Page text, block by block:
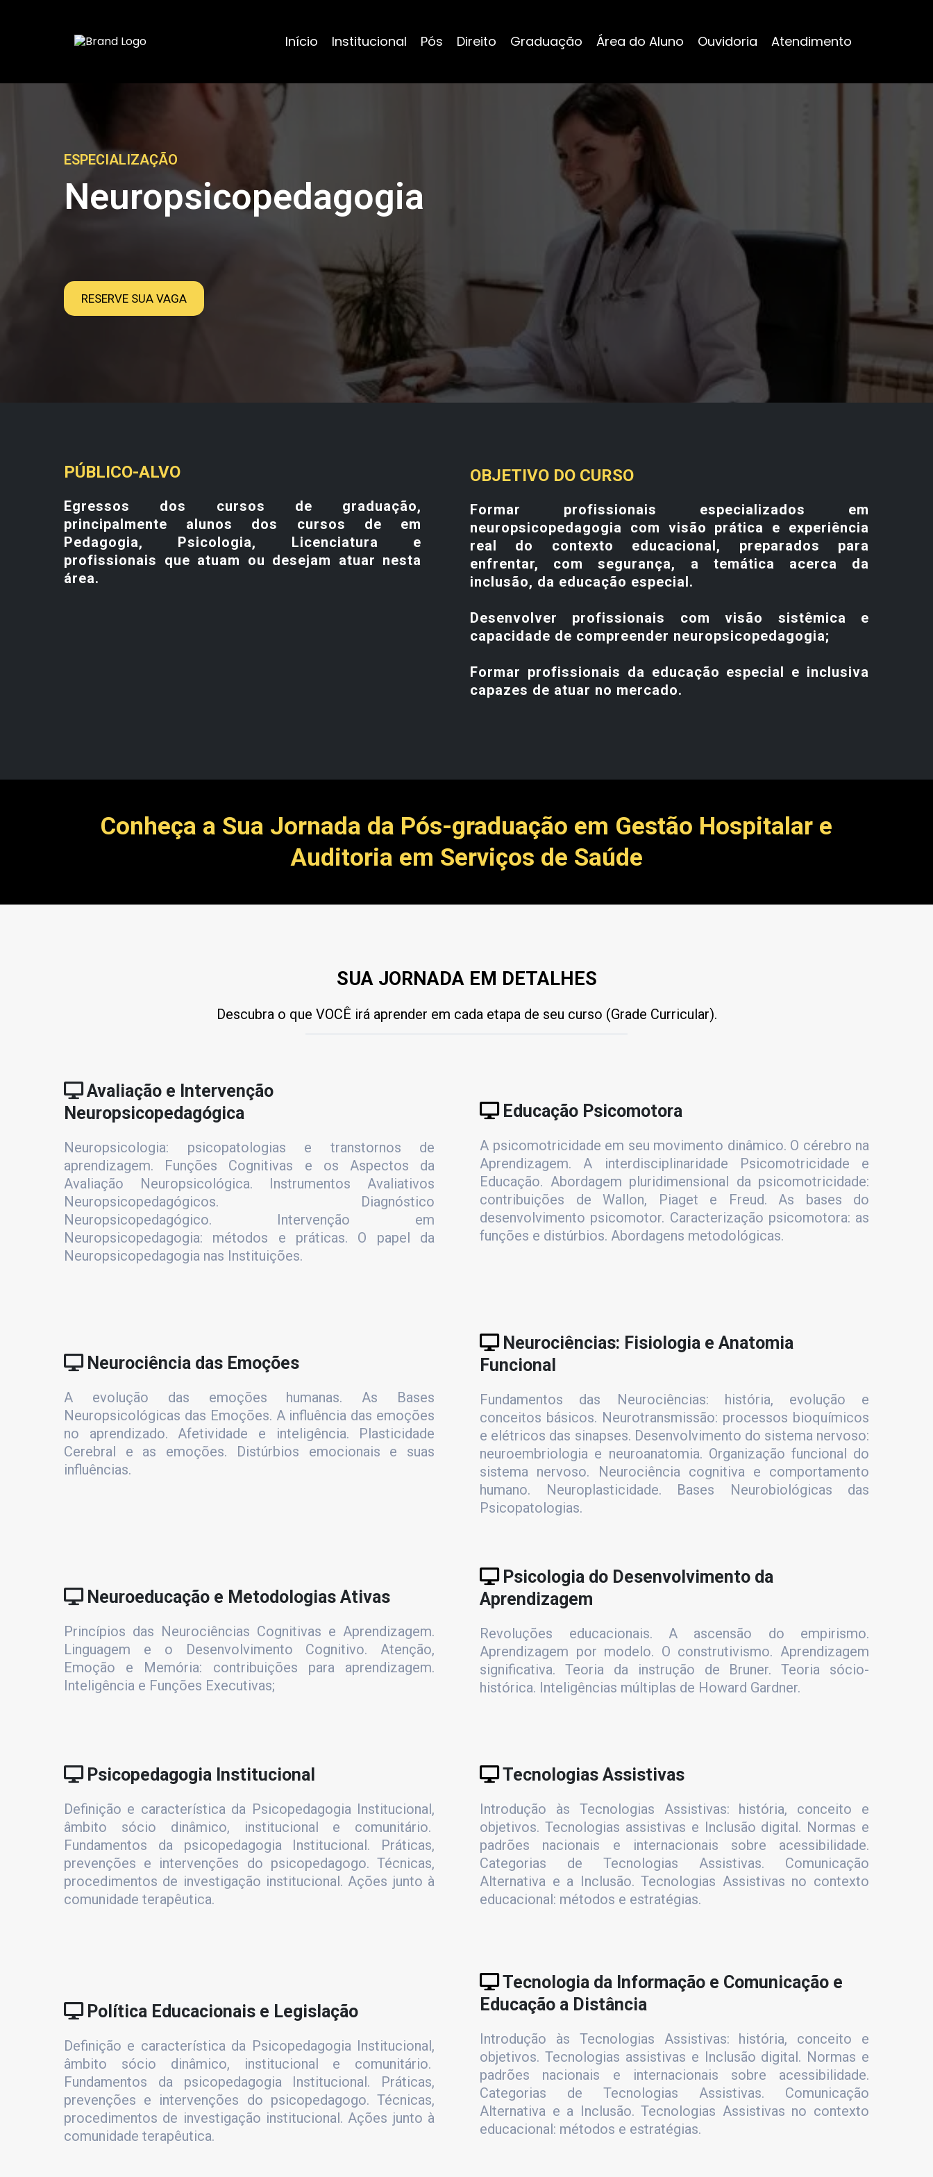
Início Institucional Pós Direito Graduação Área do Aluno Ouvidoria Atendimento
ESPECIALIZAÇÃO
Neuropsicopedagogia
RESERVE SUA VAGA
PÚBLICO-ALVO
Egressos dos cursos de graduação,
principalmente alunos dos cursos de em
Pedagogia, Psicologia, Licenciatura e
profissionais que atuam ou desejam atuar nesta
área.
OBJETIVO DO CURSO
Formar profissionais especializados em
neuropsicopedagogia com visão prática e experiência
real do contexto educacional, preparados para
enfrentar, com segurança, a temática acerca da
inclusão, da educação especial.
Desenvolver profissionais com visão sistêmica e
capacidade de compreender neuropsicopedagogia;
Formar profissionais da educação especial e inclusiva
capazes de atuar no mercado.
Conheça a Sua Jornada da Pós-graduação em Gestão Hospitalar e
Auditoria em Serviços de Saúde
SUA JORNADA EM DETALHES
Descubra o que VOCÊ irá aprender em cada etapa de seu curso (Grade Curricular).
Avaliação e Intervenção
Neuropsicopedagógica
Neuropsicologia: psicopatologias e transtornos de
aprendizagem. Funções Cognitivas e os Aspectos da
Avaliação Neuropsicológica. Instrumentos Avaliativos
Neuropsicopedagógicos. Diagnóstico
Neuropsicopedagógico. Intervenção em
Neuropsicopedagogia: métodos e práticas. O papel da
Neuropsicopedagogia nas Instituições.
Educação Psicomotora
A psicomotricidade em seu movimento dinâmico. O cérebro na
Aprendizagem. A interdisciplinaridade Psicomotricidade e
Educação. Abordagem pluridimensional da psicomotricidade:
contribuições de Wallon, Piaget e Freud. As bases do
desenvolvimento psicomotor. Caracterização psicomotora: as
funções e distúrbios. Abordagens metodológicas.
Neurociência das Emoções
A evolução das emoções humanas. As Bases
Neuropsicológicas das Emoções. A influência das emoções
no aprendizado. Afetividade e inteligência. Plasticidade
Cerebral e as emoções. Distúrbios emocionais e suas
influências.
Neurociências: Fisiologia e Anatomia
Funcional
Fundamentos das Neurociências: história, evolução e
conceitos básicos. Neurotransmissão: processos bioquímicos
e elétricos das sinapses. Desenvolvimento do sistema nervoso:
neuroembriologia e neuroanatomia. Organização funcional do
sistema nervoso. Neurociência cognitiva e comportamento
humano. Neuroplasticidade. Bases Neurobiológicas das
Psicopatologias.
Neuroeducação e Metodologias Ativas
Princípios das Neurociências Cognitivas e Aprendizagem.
Linguagem e o Desenvolvimento Cognitivo. Atenção,
Emoção e Memória: contribuições para aprendizagem.
Inteligência e Funções Executivas;
Psicologia do Desenvolvimento da
Aprendizagem
Revoluções educacionais. A ascensão do empirismo.
Aprendizagem por modelo. O construtivismo. Aprendizagem
significativa. Teoria da instrução de Bruner. Teoria sócio-
histórica. Inteligências múltiplas de Howard Gardner.
Psicopedagogia Institucional
Definição e característica da Psicopedagogia Institucional,
âmbito sócio dinâmico, institucional e comunitário.
Fundamentos da psicopedagogia Institucional. Práticas,
prevenções e intervenções do psicopedagogo. Técnicas,
procedimentos de investigação institucional. Ações junto à
comunidade terapêutica.
Tecnologias Assistivas
Introdução às Tecnologias Assistivas: história, conceito e
objetivos. Tecnologias assistivas e Inclusão digital. Normas e
padrões nacionais e internacionais sobre acessibilidade.
Categorias de Tecnologias Assistivas. Comunicação
Alternativa e a Inclusão. Tecnologias Assistivas no contexto
educacional: métodos e estratégias.
Política Educacionais e Legislação
Definição e característica da Psicopedagogia Institucional,
âmbito sócio dinâmico, institucional e comunitário.
Fundamentos da psicopedagogia Institucional. Práticas,
prevenções e intervenções do psicopedagogo. Técnicas,
procedimentos de investigação institucional. Ações junto à
comunidade terapêutica.
Tecnologia da Informação e Comunicação e
Educação a Distância
Introdução às Tecnologias Assistivas: história, conceito e
objetivos. Tecnologias assistivas e Inclusão digital. Normas e
padrões nacionais e internacionais sobre acessibilidade.
Categorias de Tecnologias Assistivas. Comunicação
Alternativa e a Inclusão. Tecnologias Assistivas no contexto
educacional: métodos e estratégias.